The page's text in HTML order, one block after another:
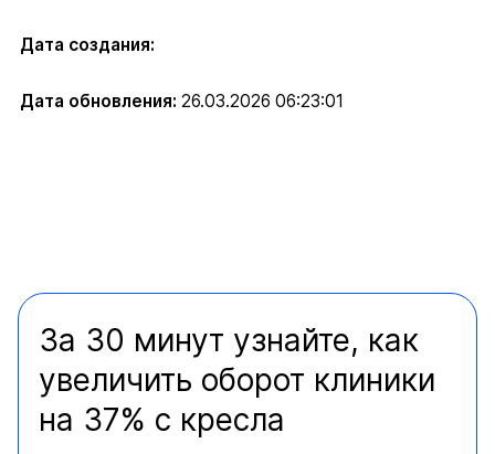
Дата создания:
Дата обновления: 26.03.2026 06:23:01
За 30 минут узнайте, как
увеличить оборот клиники
на 37% с кресла